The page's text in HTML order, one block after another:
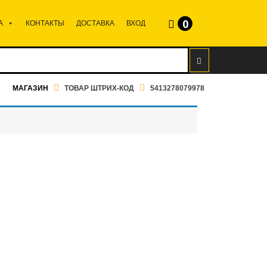
КОНТАКТЫ ДОСТАВКА ВХОД 0
МАГАЗИН ТОВАР ШТРИХ-КОД 5413278079978